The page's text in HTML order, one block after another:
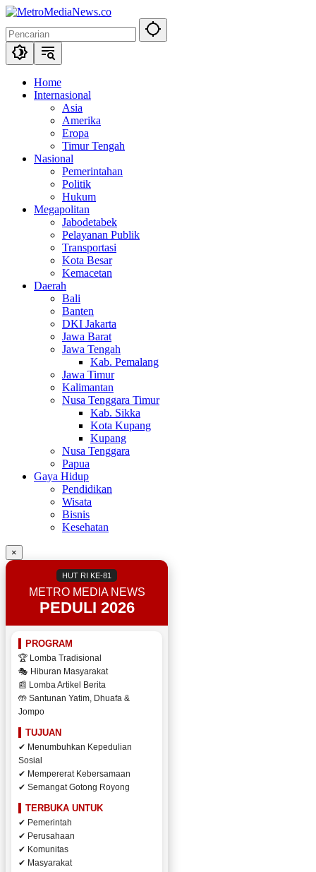
Langsung
konten
Home
Internasional
Asia
Amerika
Eropa
Timur Tengah
Nasional
Pemerintahan
Politik
Hukum
Megapolitan
Jabodetabek
Pelayanan Publik
Transportasi
Kota Besar
Kemacetan
Daerah
Bali
Banten
DKI Jakarta
Jawa Barat
Jawa Tengah
Kab. Pemalang
Jawa Timur
Kalimantan
Nusa Tenggara Timur
Kab. Sikka
Kota Kupang
Kupang
Nusa Tenggara
Papua
Gaya Hidup
Pendidikan
Wisata
Bisnis
Kesehatan
×
HUT RI KE-81
METRO MEDIA NEWS
PEDULI 2026
PROGRAM
🏆 Lomba Tradisional
🎭 Hiburan Masyarakat
📰 Lomba Artikel Berita
🤲 Santunan Yatim, Dhuafa &
Jompo
TUJUAN
✔ Menumbuhkan Kepedulian
Sosial
✔ Mempererat Kebersamaan
✔ Semangat Gotong Royong
TERBUKA UNTUK
✔ Pemerintah
✔ Perusahaan
✔ Komunitas
✔ Masyarakat